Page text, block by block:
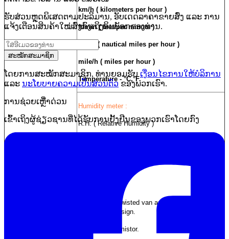
km/h ( kilometers per hour )
ft/min ( feet/per minute )
knots ( nautical miles per hour )
mile/h ( miles per hour )
Temperature - °C,°F.
Humidity meter :
R.H. ( Relative Humidity )
Conventional twisted van arm and low friction
ball bearing design.
Precision thermistor.
ຮັບສ່ວນຫຼຸດພິເສດຕາມປະລິມານ, ອັບເດດລາຄາຂາຍສົ່ງ ແລະ ການ
ແຈ້ງເຕືອນສິນຄ້າໃໝ່ສົ່ງກົງເຖິງອິນບັອກຂອງທ່ານ.
ສະໝັກສະມາຊິກ
ໂດຍການສະໝັກສະມາຊິກ, ທ່ານຍອມຮັບ ເງື່ອນໄຂການໃຫ້ບໍລິການ
ແລະ ນະໂຍບາຍຄວາມເປັນສ່ວນຕົວ ຂອງພວກເຮົາ.
ການຊ່ວຍເຫຼືໍາດ່ວນ
ເຂົ້າເຖິງຜູ້ຊ່ຽວຊານທີ່ໄດ້ຮັບການຢັ້ງຢືນຂອງພວກເຮົາໂດຍກົງ